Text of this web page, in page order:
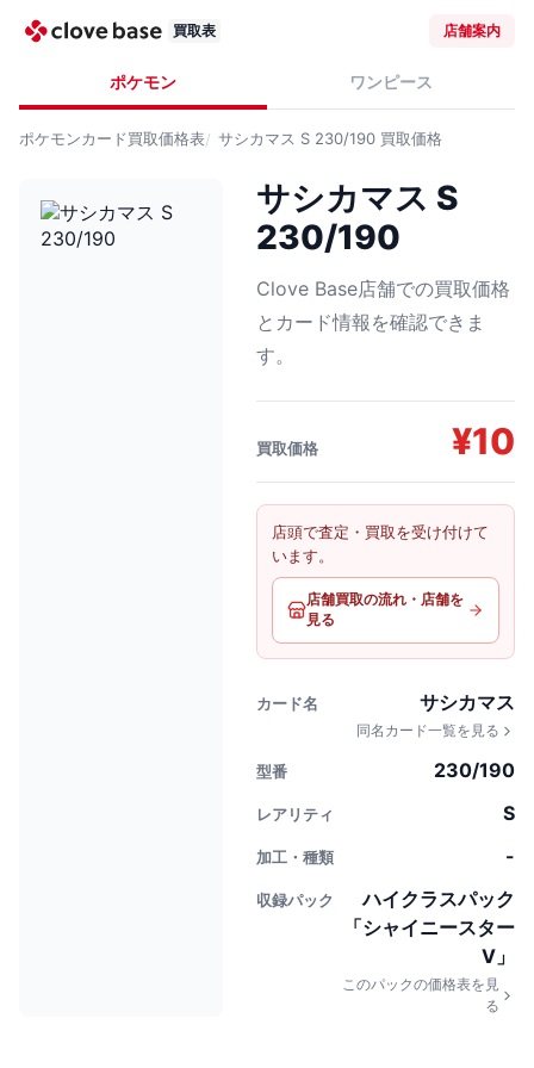
買取表 店舗案内
ポケモン ワンピース
ポケモンカード買取価格表 サシカマス S 230/190 買取価格
サシカマス S
230/190
Clove Base店舗での買取価格
とカード情報を確認できま
す。
買取価格 ¥10
店頭で査定・買取を受け付けて
います。
店舗買取の流れ・店舗を
見る
カード名 サシカマス
同名カード一覧を見る
型番 230/190
レアリティ S
加工・種類 -
収録パック
ハイクラスパック
「シャイニースター
V」
このパックの価格表を見
る